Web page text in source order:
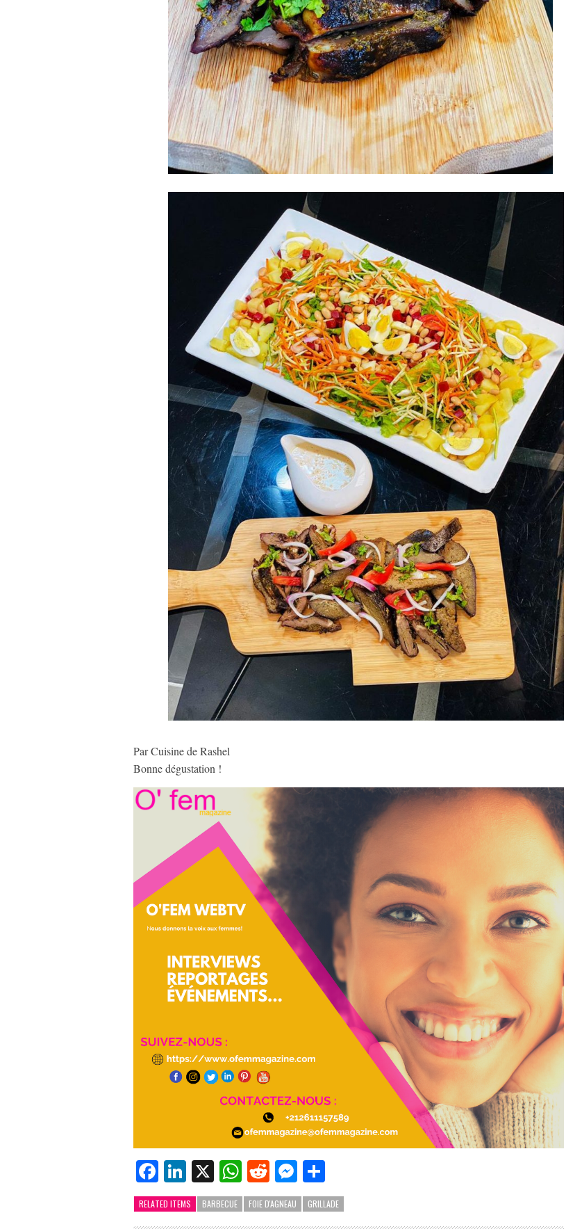
Par Cuisine de Rashel
Bonne dégustation !
Facebook
LinkedIn
X WhatsApp
RedditMessenger
RELATED ITEMS BARBECUE FOIE D'AGNEAU GRILLADE